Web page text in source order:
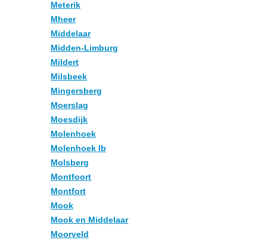
Meterik
Mheer
Middelaar
Midden-Limburg
Mildert
Milsbeek
Mingersberg
Moerslag
Moesdijk
Molenhoek
Molenhoek lb
Molsberg
Montfoort
Montfort
Mook
Mook en Middelaar
Moorveld